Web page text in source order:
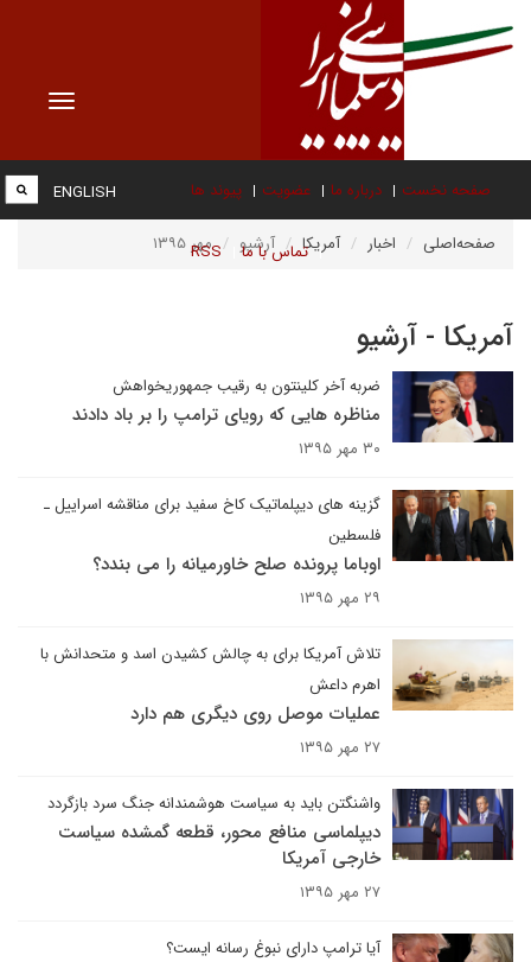
Toggle
صفحه نخست درباره ما عضویت پیوند ها
تماس با ما RSS
ENGLISH
صفحه‌اصلی اخبار آمریکا آرشیو مهر ۱۳۹۵
آمریکا - آرشیو
ضربه آخر کلینتون به رقیب جمهوریخواهش
مناظره هایی که رویای ترامپ را بر باد دادند
۳۰ مهر ۱۳۹۵
گزینه های دیپلماتیک کاخ سفید برای مناقشه اسراییل ـ
فلسطین
اوباما پرونده صلح خاورمیانه را می بندد؟
۲۹ مهر ۱۳۹۵
تلاش آمریکا برای به چالش کشیدن اسد و متحدانش با
اهرم داعش
عملیات موصل روی دیگری هم دارد
۲۷ مهر ۱۳۹۵
واشنگتن باید به سیاست هوشمندانه جنگ سرد بازگردد
دیپلماسی منافع محور، قطعه گمشده سیاست
خارجی آمریکا
۲۷ مهر ۱۳۹۵
آیا ترامپ دارای نبوغ رسانه ایست؟